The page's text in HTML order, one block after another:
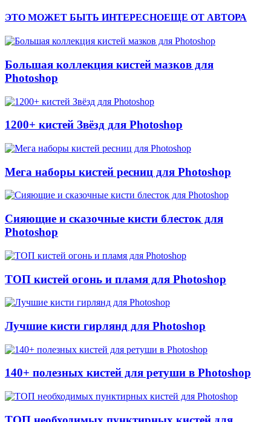
ЭТО МОЖЕТ БЫТЬ ИНТЕРЕСНОЕЩЕ ОТ АВТОРА
Большая коллекция кистей мазков для
Photoshop
1200+ кистей Звёзд для Photoshop
Мега наборы кистей ресниц для Photoshop
Сияющие и сказочные кисти блесток для
Photoshop
ТОП кистей огонь и пламя для Photoshop
Лучшие кисти гирлянд для Photoshop
140+ полезных кистей для ретуши в Photoshop